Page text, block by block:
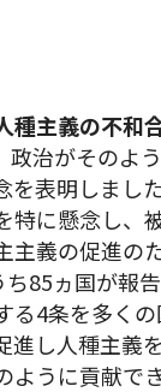
種主義の不和
治がそのよ
を表明しまし
特に懸念し、
義の促進の
85ヵ国が報
る4条を多く
し人種主義
うに貢献で